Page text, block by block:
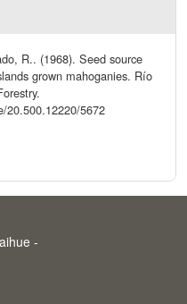
R.. (1968). Seed source
grown mahoganies. Río
20.500.12220/5672
-